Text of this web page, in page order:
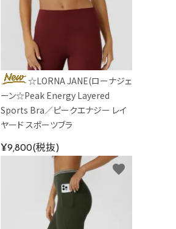
☆LORNA JANE(ローナジェ
ーン☆Peak Energy Layered
Sports Bra／ピークエナジー レイ
ヤード スポーツブラ
¥9,800(税抜)
favorite